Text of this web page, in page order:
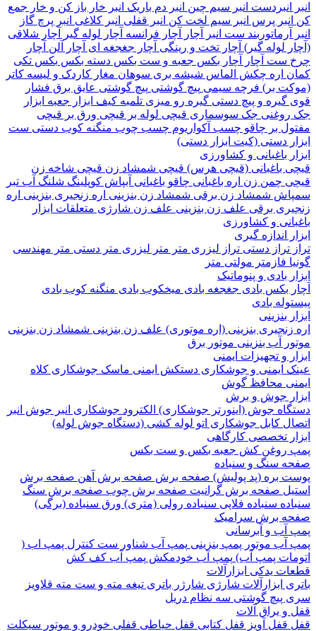
انبر سیم چین انبر دم باریکانبر خار باز کن و خار جمع
پرس انبر سیم لخت کنانبر قفلی انبر کلاغیانبر پرچگاز
ست انبرآچار آچار فرانسه آچار لوله گیرآچار شلاقی
لوله گیر)آچار تخت و رینگی آچار جغجغه ایآچار آلنآچار
ست آچارآچار بکس جعبه و ست بکس دسته بکس بکس تکی
ارهچکشالماس شیشه بریسوهانمغار کاردک و لیسه کاتر
بر)فرچه سیمیپیچ‌ گوشتیپیچ گوشتی عایق برق فشار
گیره و پیچ دستیگیره رو میزیتلمبه کیف ابزار جعبه ابزار
جک سوسماریقیچی لوله برقیچی ورق بر قیچی
برچاقو چسب آکواریوم چسب چوب منگنه کوب دستیست
دستی (کیت ابزار دستی)
باغبانی و کشاورزی
باغبانی (قیچی هرس)قیچی شمشاد زنقیچی شاخه زن
چمن زناره باغبانیچاقو باغبانیآبپاش کوپلینگ شلنگ آبتبر
شمشاد زن برقی شمشاد زن بنزینیاره زنجیری بنزینیاره
برقی علف زن بنزینیعلف زن شارژیمتعلقات ابزار
و کشاورزی
اندازه گیری
تراز دستیتراز لیزریمترمتر لیزریمتر دستیمتر مهندسی
فازمترمولتی متر
بادی و پنوماتیک
بکس بادی جغجغه بادی میخکوب بادی منگنه کوب بادی
بادی
بنزینی
بنزینی (اره موتوری)علف زن بنزینیشمشاد زن بنزینی
آب بنزینیموتور برق
و تجهیزات ایمنی
ایمنی و جوشکاریدستکش ایمنی ماسک جوشکاریکلاه
محافظ گوش
جوش و برش
جوش (اینورتر جوشکاری)الکترود جوشکاریانبر جوشانبر
کابل جوشکاریاتو لوله کشی (دستگاه جوش لوله)
تخصصی کارگاهی
روغن کش جعبه بکس و ست بکس
سنگ و سنباده
بره (پد پولیش)صفحه برش‌ صفحه برش‌ آهن صفحه برش‌
صفحه برش‌ گرانیت صفحه برش چوب صفحه برش‌ سنگ
سنباده فلاپیسنباده رولی (متری)ورق سنباده (برگی)
برش‌ سرامیک
و آبرسانی
آبموتور پمپ بنزینیپمپ آب شناورست کنترل پمپ اب (
پمپ آب)پمپ آب خودمکشپمپ آب کف کش
یدکی ابزارآلات
ابزارآلات شارژیشارژر باتریتیغهمته و ست متهقلاویز
پیچ گوشتیسه نظام دریل
یراق آلات
قفل آویز قفل کتابیقفل حیاطیقفلی خودرو و موتور سیکلت